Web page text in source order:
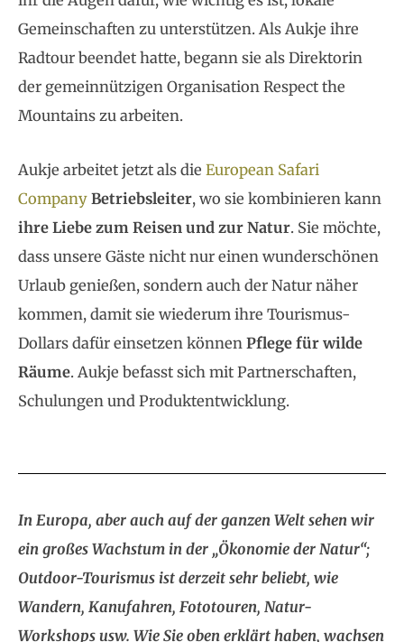
Gemeinschaften zu unterstützen. Als Aukje ihre
Radtour beendet hatte, begann sie als Direktorin
der gemeinnützigen Organisation Respect the
Mountains zu arbeiten.
Aukje arbeitet jetzt als die European Safari
Company Betriebsleiter, wo sie kombinieren kann
ihre Liebe zum Reisen und zur Natur. Sie möchte,
dass unsere Gäste nicht nur einen wunderschönen
Urlaub genießen, sondern auch der Natur näher
kommen, damit sie wiederum ihre Tourismus-
Dollars dafür einsetzen können Pflege für wilde
Räume. Aukje befasst sich mit Partnerschaften,
Schulungen und Produktentwicklung.
In Europa, aber auch auf der ganzen Welt sehen wir
ein großes Wachstum in der „Ökonomie der Natur“;
Outdoor-Tourismus ist derzeit sehr beliebt, wie
Wandern, Kanufahren, Fototouren, Natur-
Workshops usw. Wie Sie oben erklärt haben, wachsen